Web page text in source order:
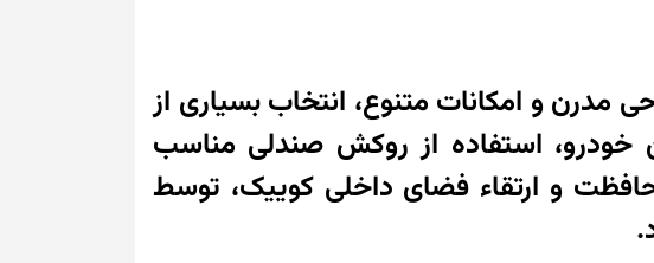
مدرن و امکانات متنوع، انتخاب بسیاری از
خودرو، استفاده از روکش صندلی مناسب
و ارتقاء فضای داخلی کوییک، توسط